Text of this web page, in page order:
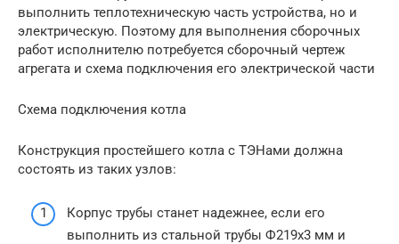
выполнить теплотехническую часть устройства, но и
электрическую. Поэтому для выполнения сборочных
работ исполнителю потребуется сборочный чертеж
агрегата и схема подключения его электрической части
Схема подключения котла
Конструкция простейшего котла с ТЭНами должна
состоять из таких узлов:
Корпус трубы станет надежнее, если его
выполнить из стальной трубы Ф219х3 мм и